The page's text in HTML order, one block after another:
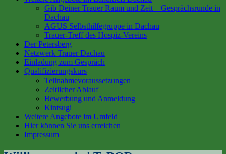
Gib Deiner Trauer Raum und Zeit – Gesprächsrunde in
Dachau
AGUS Selbsthilfegruppe in Dachau
Trauer-Treff des Hospiz-Vereins
Der Petersberg
Netzwerk Trauer Dachau
Einladung zum Gespräch
Qualifizierungskurs
Teilnahmevoraussetzungen
Zeitlicher Ablauf
Bewerbung und Anmeldung
Kintsugi
Weitere Angebote im Umfeld
Hier können Sie uns erreichen
Impressum